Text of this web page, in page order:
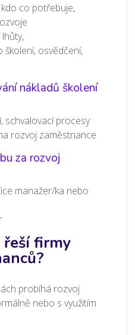
co potřebuje,
školení, osvědčení,
nákladů školení
schvalovací procesy
rozvoj zaměstnance
za rozvoj
manažer/ka nebo
řeší firmy
probíhá rozvoj
nebo s využitím